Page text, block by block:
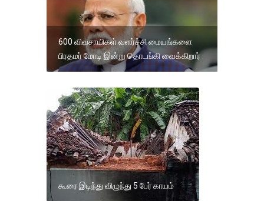
600 விவசாயிகள் வளர்ச்சி மையங்களை
பிரதமர் மோடி இன்று தொடங்கி வைக்கிறார்
கூரை இடிந்து விழுந்து 5 பேர் காயம்